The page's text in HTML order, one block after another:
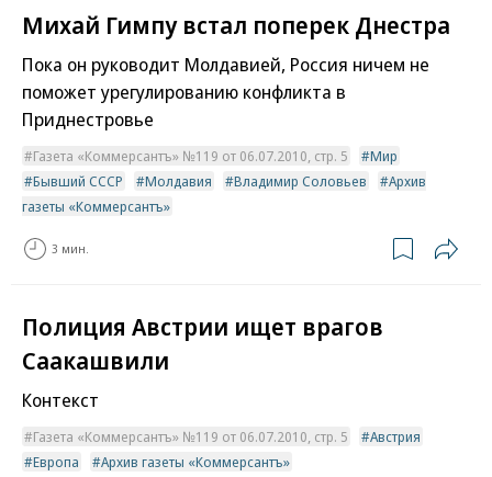
Михай Гимпу встал поперек Днестра
Пока он руководит Молдавией, Россия ничем не
поможет урегулированию конфликта в
Приднестровье
Газета «Коммерсантъ» №119 от 06.07.2010, стр. 5
Мир
Бывший СССР
Молдавия Владимир Соловьев
Архив
газеты «Коммерсантъ»
3 мин.
Полиция Австрии ищет врагов
Саакашвили
Контекст
Газета «Коммерсантъ» №119 от 06.07.2010, стр. 5
Австрия
Европа
Архив газеты «Коммерсантъ»